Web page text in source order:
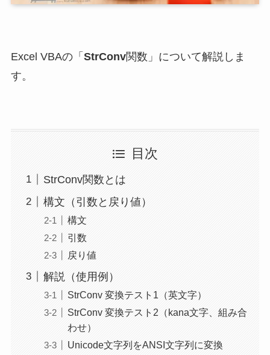
Excel VBAの「 StrConv関数」について解説しま
す。
目次
StrConv関数とは
構文（引数と戻り値）
構文
引数
戻り値
解説（使用例）
StrConv 変換テスト1（英文字）
StrConv 変換テスト2（kana文字、組み合
わせ）
Unicode文字列をANSI文字列に変換